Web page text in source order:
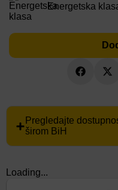
Energetska
Pregledajte
širom BiH
Loading...